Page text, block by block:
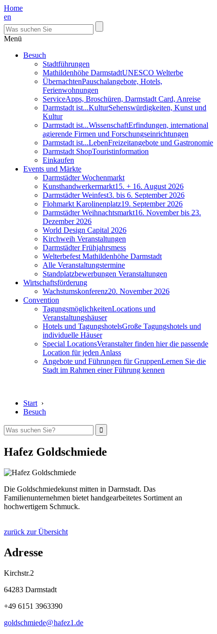
Home
en
Menü
Besuch
Stadtführungen
Mathildenhöhe DarmstadtUNESCO Welterbe
ÜbernachtenPauschalangebote, Hotels,
Ferienwohnungen
ServiceApps, Broschüren, Darmstadt Card, Anreise
Darmstadt ist...KulturSehenswürdigkeiten, Kunst und
Kultur
Darmstadt ist...WissenschaftErfindungen, international
agierende Firmen und Forschungseinrichtungen
Darmstadt ist...LebenFreizeitangebote und Gastronomie
Darmstadt ShopTouristinformation
Einkaufen
Events und Märkte
Darmstädter Wochenmarkt
Kunsthandwerkermarkt15. + 16. August 2026
Darmstädter Weinfest3. bis 6. September 2026
Flohmarkt Karolinenplatz19. September 2026
Darmstädter Weihnachtsmarkt16. November bis 23.
Dezember 2026
World Design Capital 2026
Kirchweih Veranstaltungen
Darmstädter Frühjahrsmess
Welterbefest Mathildenhöhe Darmstadt
Alle Veranstaltungstermine
Standplatzbewerbungen Veranstaltungen
Wirtschaftsförderung
Wachstumskonferenz20. November 2026
Convention
TagungsmöglichkeitenLocations und
Veranstaltungshäuser
Hotels und TagungshotelsGroße Tagungshotels und
individuelle Häuser
Special LocationsVeranstalter finden hier die passende
Location für jeden Anlass
Angebote und Führungen für GruppenLernen Sie die
Stadt im Rahmen einer Führung kennen
Start ›
Besuch
Hafez Goldschmiede
Die Goldschmiedekunst mitten in Darmstadt. Das
Familienunternehmen bietet handgearbeitetes Sortiment an
hochwertigem Schmuck.
zurück zur Übersicht
Adresse
Kirchstr.2
64283 Darmstadt
+49 6151 3963390
goldschmiede@hafez1 .de